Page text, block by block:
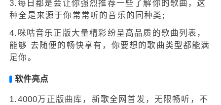
3.每日都是会让你强烈推荐一些了解你的歌曲，这
种全是来源于你常常听的音乐的同种类;
4.咪咕音乐正版大量精彩纷呈高品质的歌曲列表，
能够 去随便的畅快享有，你要想的歌曲类型都能满
足你。
软件亮点
1.4000万正版曲库，新歌全网首发，无限畅听，不